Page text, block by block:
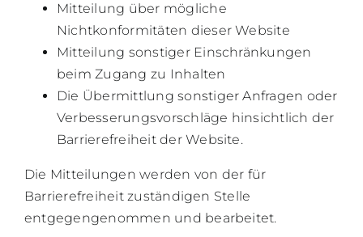
Mitteilung über mögliche
Nichtkonformitäten dieser Website
Mitteilung sonstiger Einschränkungen
beim Zugang zu Inhalten
Die Übermittlung sonstiger Anfragen oder
Verbesserungsvorschläge hinsichtlich der
Barrierefreiheit der Website.
Die Mitteilungen werden von der für
Barrierefreiheit zuständigen Stelle
entgegengenommen und bearbeitet.